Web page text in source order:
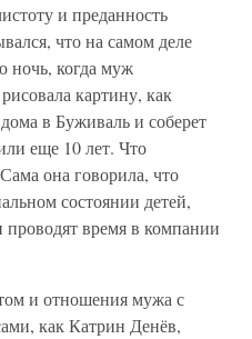
и преданность
что на самом деле
ночь, когда муж
картину, как
в Буживаль и соберет
еще 10 лет. Что
она говорила, что
состоянии детей,
проводят время в компании
и отношения мужа с
как Катрин Денёв,